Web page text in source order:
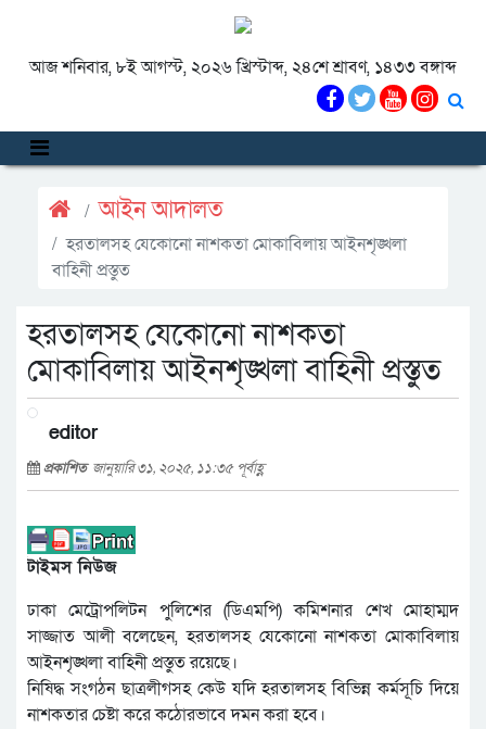
আজ শনিবার, ৮ই আগস্ট, ২০২৬ খ্রিস্টাব্দ, ২৪শে শ্রাবণ, ১৪৩৩ বঙ্গাব্দ
আইন আদালত
হরতালসহ যেকোনো নাশকতা মোকাবিলায় আইনশৃঙ্খলা
বাহিনী প্রস্তুত
হরতালসহ যেকোনো নাশকতা
মোকাবিলায় আইনশৃঙ্খলা বাহিনী প্রস্তুত
editor
প্রকাশিত জানুয়ারি ৩১, ২০২৫, ১১:৩৫ পূর্বাহ্ণ
টাইমস নিউজ
ঢাকা মেট্রোপলিটন পুলিশের (ডিএমপি) কমিশনার শেখ মোহাম্মদ
সাজ্জাত আলী বলেছেন, হরতালসহ যেকোনো নাশকতা মোকাবিলায়
আইনশৃঙ্খলা বাহিনী প্রস্তুত রয়েছে।
নিষিদ্ধ সংগঠন ছাত্রলীগসহ কেউ যদি হরতালসহ বিভিন্ন কর্মসূচি দিয়ে
নাশকতার চেষ্টা করে কঠোরভাবে দমন করা হবে।